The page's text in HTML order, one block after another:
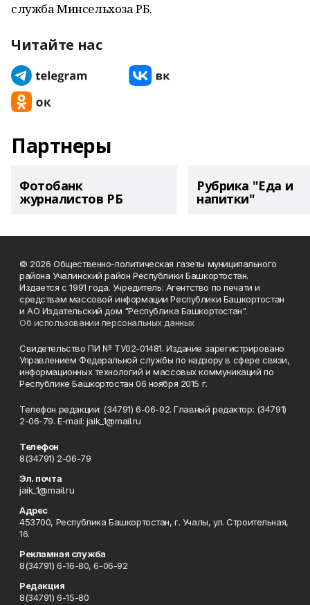
служба Минсельхоза РБ.
Читайте нас
Партнеры
Фотобанк
журналистов РБ
Рубрика "Еда и
напитки"
© 2026 Общественно-политическая газеты муниципального
района Учалинский район Республики Башкортостан.
Издается с 1991 года. Учредитель: Агентство по печати и
средствам массовой информации Республики Башкортостан
и АО Издательский дом "Республика Башкортостан".
Об использовании персональных данных
Свидетельство ПИ № ТУ02-01481. Издание зарегистрировано
Управлением Федеральной службы по надзору в сфере связи,
информационных технологий и массовых коммуникаций по
Республике Башкортостан 06 ноября 2015 г.
Телефон редакции: (34791) 6-06-92. Главный редактор: (34791)
2-06-79. Е-mаil: jaik_1@mail.ru
Телефон
8(34791) 2-06-79
Эл. почта
jaik_1@mail.ru
Адрес
453700, Республика Башкортостан, г. Учалы, ул. Строительная,
16.
Рекламная служба
8(34791) 6-16-80, 6-06-92
Редакция
8(34791) 6-15-80